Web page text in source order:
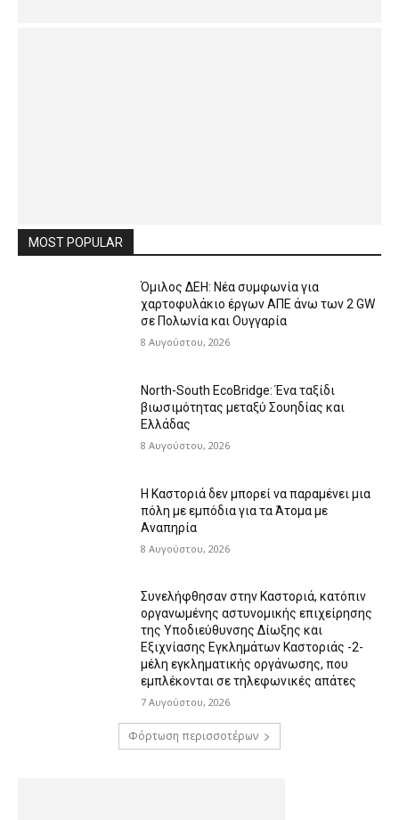
MOST POPULAR
Όμιλος ΔΕΗ: Νέα συμφωνία για
χαρτοφυλάκιο έργων ΑΠΕ άνω των 2 GW
σε Πολωνία και Ουγγαρία
8 Αυγούστου, 2026
North-South EcoBridge: Ένα ταξίδι
βιωσιμότητας μεταξύ Σουηδίας και
Ελλάδας
8 Αυγούστου, 2026
Η Καστοριά δεν μπορεί να παραμένει μια
πόλη με εμπόδια για τα Άτομα με
Αναπηρία
8 Αυγούστου, 2026
Συνελήφθησαν στην Καστοριά, κατόπιν
οργανωμένης αστυνομικής επιχείρησης
της Υποδιεύθυνσης Δίωξης και
Εξιχνίασης Εγκλημάτων Καστοριάς -2-
μέλη εγκληματικής οργάνωσης, που
εμπλέκονται σε τηλεφωνικές απάτες
7 Αυγούστου, 2026
Φόρτωση περισσοτέρων